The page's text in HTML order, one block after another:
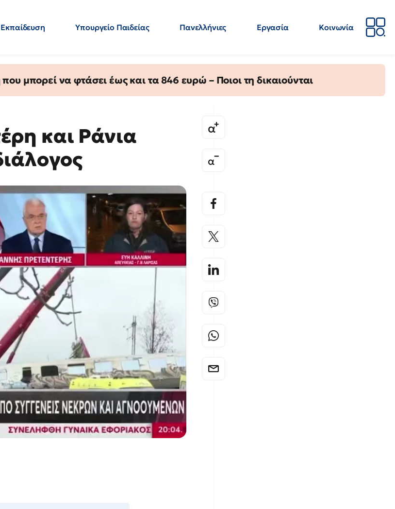
Εκπαίδευση Υπουργείο Παιδείας Πανελλήνιες Εργασία
Κοινωνία
μπορεί να φτάσει έως και τα 846 ευρώ – Ποιοι τη δικαιούνται
και Ράνια